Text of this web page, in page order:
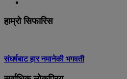
हाम्रो सिफारिस
संघर्षबाट हार नमानेकी भगवती